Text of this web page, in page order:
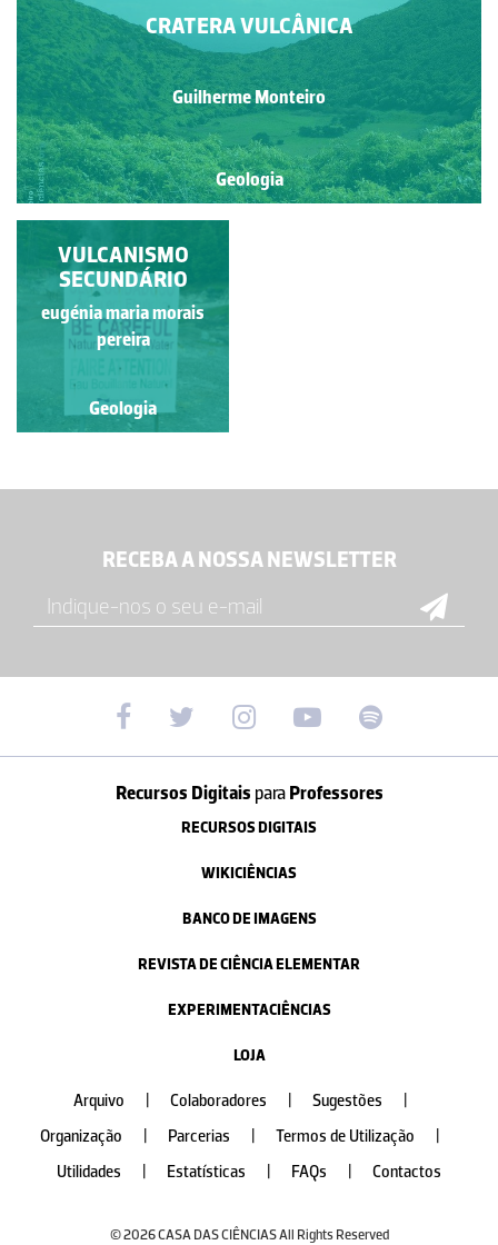
CRATERA VULCÂNICA
Guilherme Monteiro
Geologia
VULCANISMO
SECUNDÁRIO
eugénia maria morais
pereira
Geologia
RECEBA A NOSSA NEWSLETTER
Recursos Digitais paraProfessores
RECURSOS DIGITAIS
WIKICIÊNCIAS
BANCO DE IMAGENS
REVISTA DE CIÊNCIA ELEMENTAR
EXPERIMENTACIÊNCIAS
LOJA
Arquivo Colaboradores Sugestões
Organização
Parcerias Termos de Utilização
Utilidades
Estatísticas FAQs Contactos
© 2026 CASA DAS CIÊNCIAS All Rights Reserved